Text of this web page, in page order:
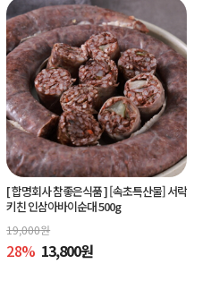
[ 합명회사 참좋은식품 ][속초특산물] 서락
키친 인삼아바이순대 500g
19,000원
28% 13,800원